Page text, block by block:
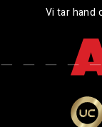
Vi tar hand